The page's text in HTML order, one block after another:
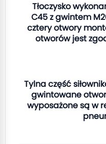
Tłoczysko
C45 z gwintem
cztery otwory
otworów jest
Tylna część
gwintowane
wyposażone są w